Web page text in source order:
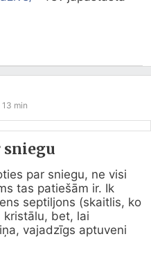
13 min
sniegu
par sniegu, ne visi
tas patiešām ir. Ik
septiljons (skaitlis, ko
kristālu, bet, lai
vajadzīgs aptuveni